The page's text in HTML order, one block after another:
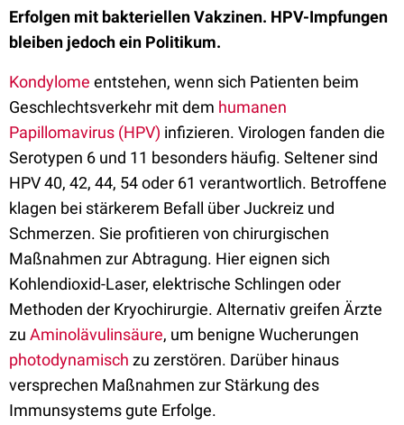
Erfolgen mit bakteriellen Vakzinen. HPV-Impfungen
bleiben jedoch ein Politikum.
Kondylome entstehen, wenn sich Patienten beim
Geschlechtsverkehr mit dem humanen
Papillomavirus (HPV) infizieren. Virologen fanden die
Serotypen 6 und 11 besonders häufig. Seltener sind
HPV 40, 42, 44, 54 oder 61 verantwortlich. Betroffene
klagen bei stärkerem Befall über Juckreiz und
Schmerzen. Sie profitieren von chirurgischen
Maßnahmen zur Abtragung. Hier eignen sich
Kohlendioxid-Laser, elektrische Schlingen oder
Methoden der Kryochirurgie. Alternativ greifen Ärzte
zu Aminolävulinsäure, um benigne Wucherungen
photodynamisch zu zerstören. Darüber hinaus
versprechen Maßnahmen zur Stärkung des
Immunsystems gute Erfolge.